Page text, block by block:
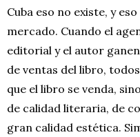
Cuba eso no existe, y
mercado. Cuando el
editorial y el autor
de ventas del libro,
que el libro se venda,
de calidad literaria, de
gran calidad estética.